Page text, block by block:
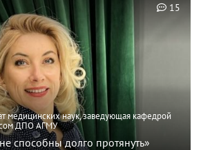
медицинских наук, заведующая кафедрой
ДПО АГМУ
способны долго протянуть»
15